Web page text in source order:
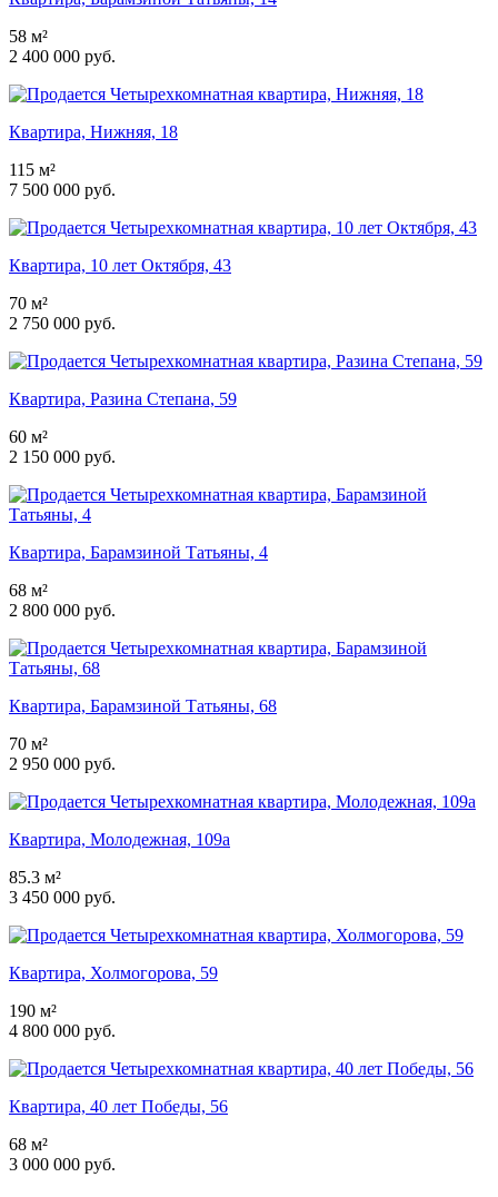
58 м²
2 400 000 руб.
Квартира, Нижняя, 18
115 м²
7 500 000 руб.
Квартира, 10 лет Октября, 43
70 м²
2 750 000 руб.
Квартира, Разина Степана, 59
60 м²
2 150 000 руб.
Квартира, Барамзиной Татьяны, 4
68 м²
2 800 000 руб.
Квартира, Барамзиной Татьяны, 68
70 м²
2 950 000 руб.
Квартира, Молодежная, 109а
85.3 м²
3 450 000 руб.
Квартира, Холмогорова, 59
190 м²
4 800 000 руб.
Квартира, 40 лет Победы, 56
68 м²
3 000 000 руб.